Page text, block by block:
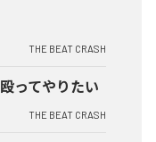
THE BEAT CRASH
ってやりたい
THE BEAT CRASH